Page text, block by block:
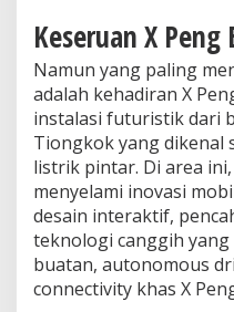
E
O
L
U
X
E
2
0
2
5
Keseruan X Peng
Namun yang paling
adalah kehadiran X
instalasi futuristik dari
Tiongkok yang dikenal
listrik pintar. Di area
menyelami inovasi
desain interaktif,
teknologi canggih
buatan, autonomous
connectivity khas X